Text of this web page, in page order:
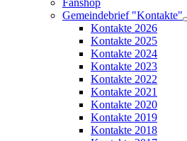
Fanshop
Gemeindebrief "Kontakte"
Kontakte 2026
Kontakte 2025
Kontakte 2024
Kontakte 2023
Kontakte 2022
Kontakte 2021
Kontakte 2020
Kontakte 2019
Kontakte 2018